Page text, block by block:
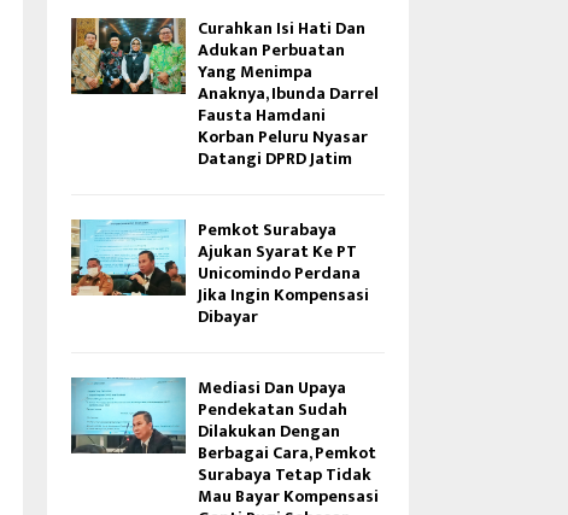
Curahkan Isi Hati Dan
Adukan Perbuatan
Yang Menimpa
Anaknya, Ibunda Darrel
Fausta Hamdani
Korban Peluru Nyasar
Datangi DPRD Jatim
Pemkot Surabaya
Ajukan Syarat Ke PT
Unicomindo Perdana
Jika Ingin Kompensasi
Dibayar
Mediasi Dan Upaya
Pendekatan Sudah
Dilakukan Dengan
Berbagai Cara, Pemkot
Surabaya Tetap Tidak
Mau Bayar Kompensasi